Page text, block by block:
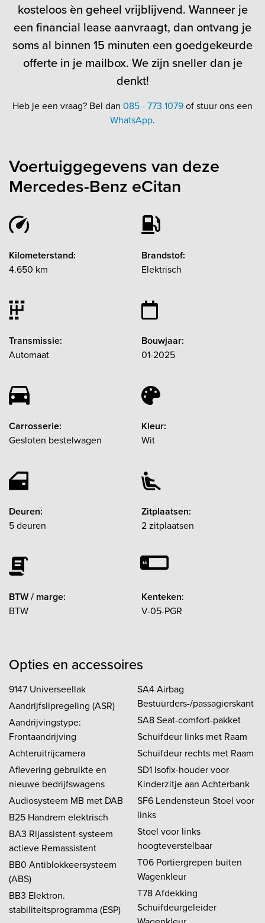
kosteloos èn geheel vrijblijvend. Wanneer je
een financial lease aanvraagt, dan ontvang je
soms al binnen 15 minuten een goedgekeurde
offerte in je mailbox. We zijn sneller dan je
denkt!
Heb je een vraag? Bel dan 085 - 773 1079of stuur ons een
WhatsApp.
Voertuiggegevens van deze
Mercedes-Benz eCitan
Kilometerstand:
4.650 km
Brandstof:
Elektrisch
Transmissie:
Automaat
Bouwjaar:
01-2025
Carrosserie:
Gesloten bestelwagen
Kleur:
Wit
Deuren:
5 deuren
Zitplaatsen:
2 zitplaatsen
BTW / marge:
BTW
Kenteken:
V-05-PGR
Opties en accessoires
9147 Universeellak
Aandrijfslipregeling (ASR)
Aandrijvingstype:
Frontaandrijving
Achteruitrijcamera
Aflevering gebruikte en
nieuwe bedrijfswagens
Audiosysteem MB met DAB
B25 Handrem elektrisch
BA3 Rijassistent-systeem
actieve Remassistent
BB0 Antiblokkeersysteem
(ABS)
BB3 Elektron.
stabiliteitsprogramma (ESP)
SA4 Airbag
Bestuurders-/passagierskant
SA8 Seat-comfort-pakket
Schuifdeur links met Raam
Schuifdeur rechts met Raam
SD1 Isofix-houder voor
Kinderzitje aan Achterbank
SF6 Lendensteun Stoel voor
links
Stoel voor links
hoogteverstelbaar
T06 Portiergrepen buiten
Wagenkleur
T78 Afdekking
Schuifdeurgeleider